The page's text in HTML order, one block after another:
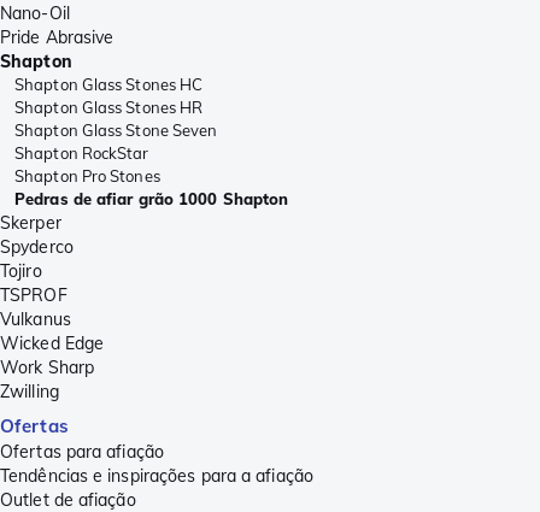
Nano-Oil
Pride Abrasive
Shapton
Shapton Glass Stones HC
Shapton Glass Stones HR
Shapton Glass Stone Seven
Shapton RockStar
Shapton Pro Stones
Pedras de afiar grão 1000 Shapton
Skerper
Spyderco
Tojiro
TSPROF
Vulkanus
Wicked Edge
Work Sharp
Zwilling
Ofertas
Ofertas para afiação
Tendências e inspirações para a afiação
Outlet de afiação